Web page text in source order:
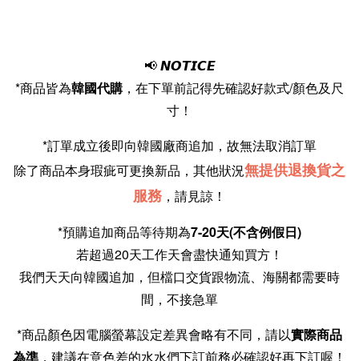
📢𝙉𝙊𝙏𝙄𝘾𝙀
*商品皆為韓國代購 ，在下單前記得先確認好款式/顏色及尺
寸！
*訂單成立後即向韓國廠商追加，故無法取消訂單
除了商品本身瑕疵可更換新品，其他狀況無提供退換貨之
服務 ，請見諒！
*預購追加商品等待期為7-20天(不含例假日)
若超過20天工作天會盡快通知買方！
我們天天向韓國追加，但檔口交貨跟物流、海關都需要時
間，不接急單
*商品顏色因電腦螢幕設定差異會略有不同，請以實際商品
為準 ，建議在意色差的水水們下訂前務必確認好再下訂喔！